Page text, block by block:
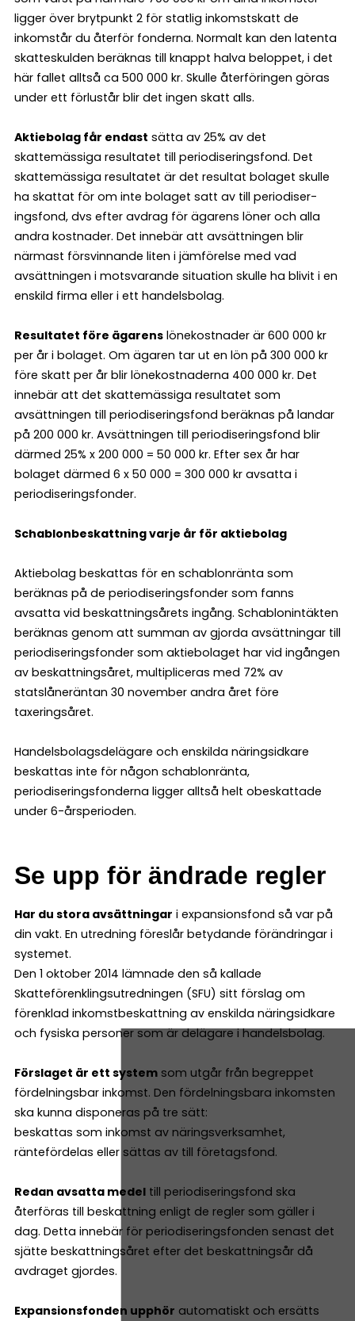
ligger över brytpunkt 2 för statlig inkomstskatt de
inkomstår du återför fonderna. Normalt kan den latenta
skatteskulden beräknas till knappt halva beloppet, i det
här fallet alltså ca 500 000 kr. Skulle återföringen göras
under ett förlustår blir det ingen skatt alls.
Aktiebolag får endast sätta av 25% av det
skattemässiga resultatet till periodiseringsfond. Det
skattemässiga resultatet är det resultat bolaget skulle
ha skattat för om inte bolaget satt av till periodiser­
ingsfond, dvs efter avdrag för ägarens löner och alla
andra kostnader. Det innebär att avsättningen blir
närmast försvinnande liten i jämförelse med vad
avsättningen i motsvarande situation skulle ha blivit i en
enskild firma eller i ett handelsbolag.
Resultatet före ägarens lönekostnader är 600 000 kr
per år i bolaget. Om ägaren tar ut en lön på 300 000 kr
före skatt per år blir lönekostnaderna 400 000 kr. Det
innebär att det skattemässiga resultatet som
avsättningen till periodiseringsfond beräknas på landar
på 200 000 kr. Avsättningen till periodiseringsfond blir
därmed 25% x 200 000 = 50 000 kr. Efter sex år har
bolaget därmed 6 x 50 000 = 300 000 kr avsatta i
periodiseringsfonder.
Schablonbeskattning varje år för aktiebolag
Aktiebolag beskattas för en schablonränta som
beräknas på de periodiseringsfonder som fanns
avsatta vid beskattningsårets ingång. Schablonintäkten
beräknas genom att summan av gjorda avsättningar till
periodiseringsfonder som aktiebolaget har vid ingången
av beskattningsåret, multipliceras med 72% av
statslåneräntan 30 november andra året före
taxeringsåret.
Handelsbolagsdelägare och enskilda näringsidkare
beskattas inte för någon schablonränta,
periodiseringsfonderna ligger alltså helt obeskattade
under 6-års­perioden.
Se upp för ­ändrade regler
Har du stora avsättningar i expansionsfond så var på
din vakt. En utredning föreslår betydande förändringar i
systemet.
Den 1 oktober 2014 lämnade den så kal­lade
Skatteförenklingsutredningen (SFU) sitt förslag om
förenklad inkomstbeskattning av enskilda näringsidkare
och fysiska personer som är delägare i handelsbolag.
Förslaget är ett system som utgår från begreppet
fördelningsbar inkomst. Den fördelningsbara inkomsten
ska kunna disponeras på tre sätt:
beskattas som inkomst av näringsverksamhet,
räntefördelas eller sättas av till företagsfond.
Redan avsatta medel till periodiseringsfond ska
återföras till beskattning enligt de regler som gäller i
dag. Detta innebär för periodiseringsfonden senast det
sjätte beskattningsåret efter det beskattningsår då
avdraget gjordes.
Expansionsfonden upphör automatiskt och ersätts